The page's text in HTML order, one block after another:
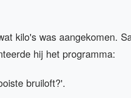
kilo's was aangekomen.
hij het programma:
bruiloft?'.